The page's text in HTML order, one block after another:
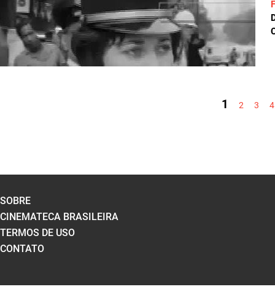
1 2 3 4
SOBRE
CINEMATECA BRASILEIRA
TERMOS DE USO
CONTATO